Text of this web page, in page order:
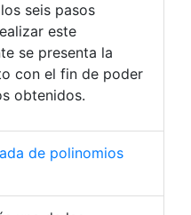
seis pasos
este
se presenta la
con el fin de poder
obtenidos.
de polinomios